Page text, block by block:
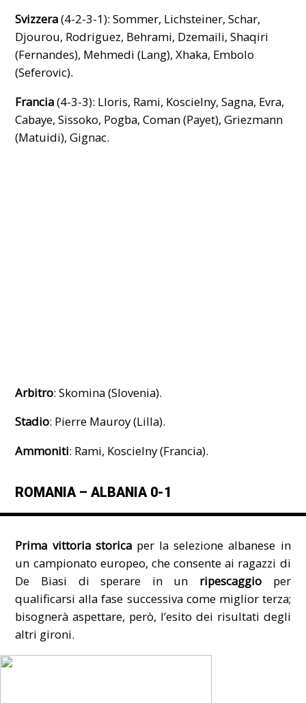
Svizzera(4-2-3-1): Sommer, Lichsteiner, Schar,
Djourou, Rodriguez, Behrami, Dzemaili, Shaqiri
(Fernandes), Mehmedi (Lang), Xhaka, Embolo
(Seferovic).
Francia(4-3-3): Lloris, Rami, Koscielny, Sagna, Evra,
Cabaye, Sissoko, Pogba, Coman (Payet), Griezmann
(Matuidi), Gignac.
Arbitro: Skomina (Slovenia).
Stadio: Pierre Mauroy (Lilla).
Ammoniti: Rami, Koscielny (Francia).
ROMANIA – ALBANIA 0-1
Prima vittoria storicaper la selezione albanese in
un campionato europeo, che consente ai ragazzi di
De Biasi di sperare in un ripescaggio per
qualificarsi alla fase successiva come miglior terza;
bisognerà aspettare, però, l’esito dei risultati degli
altri gironi.